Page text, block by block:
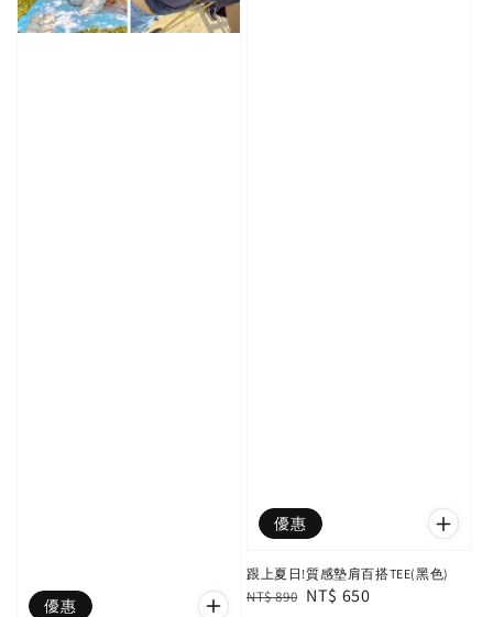
優惠
優惠
跟上夏日!質感墊肩百搭TEE(黑色)
Regular
NT$ 890 Sale
NT$ 650